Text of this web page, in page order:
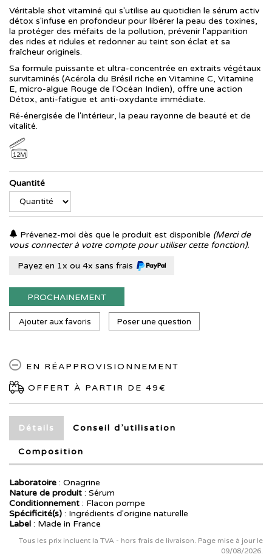
Véritable shot vitaminé qui s'utilise au quotidien le sérum activ
détox s'infuse en profondeur pour libérer la peau des toxines,
la protéger des méfaits de la pollution, prévenir l'apparition
des rides et ridules et redonner au teint son éclat et sa
fraîcheur originels.
Sa formule puissante et ultra-concentrée en extraits végétaux
survitaminés (Acérola du Brésil riche en Vitamine C, Vitamine
E, micro-algue Rouge de l'Océan Indien), offre une action
Détox, anti-fatigue et anti-oxydante immédiate.
Ré-énergisée de l'intérieur, la peau rayonne de beauté et de
vitalité.
12M
Quantité
Prévenez-moi dès que le produit est disponible (Merci de
vous connecter à votre compte pour utiliser cette fonction).
Payez en 1x ou 4x sans frais
PROCHAINEMENT
Ajouter aux favoris Poser une question
EN RÉAPPROVISIONNEMENT
OFFERT À PARTIR DE 49€
Détails Conseil d’utilisation
Composition
Laboratoire : Onagrine
Nature de produit : Sérum
Conditionnement : Flacon pompe
Spécificité(s) : Ingrédients d'origine naturelle
Label : Made in France
Tous les prix incluent la TVA - hors frais de livraison. Page mise à jour le
09/08/2026.